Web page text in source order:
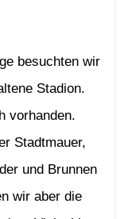
besuchten wir
Stadion.
vorhanden.
Stadtmauer,
und Brunnen
wir aber die